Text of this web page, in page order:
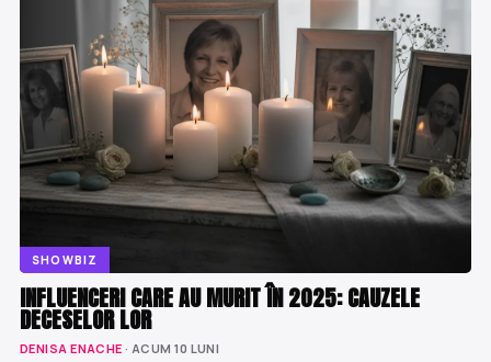
SHOWBIZ
INFLUENCERI CARE AU MURIT ÎN 2025: CAUZELE
DECESELOR LOR
DENISA ENACHE · ACUM 10 LUNI